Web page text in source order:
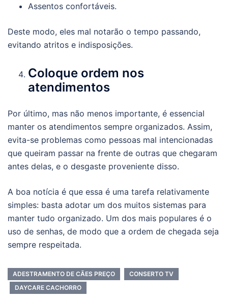
Assentos confortáveis.
Deste modo, eles mal notarão o tempo passando,
evitando atritos e indisposições.
Coloque ordem nos
atendimentos
Por último, mas não menos importante, é essencial
manter os atendimentos sempre organizados. Assim,
evita-se problemas como pessoas mal intencionadas
que queiram passar na frente de outras que chegaram
antes delas, e o desgaste proveniente disso.
A boa notícia é que essa é uma tarefa relativamente
simples: basta adotar um dos muitos sistemas para
manter tudo organizado. Um dos mais populares é o
uso de senhas, de modo que a ordem de chegada seja
sempre respeitada.
ADESTRAMENTO DE CÃES PREÇO
CONSERTO TV
DAYCARE CACHORRO